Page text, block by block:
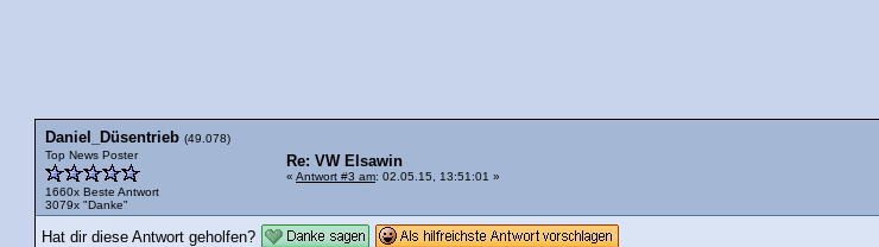
Daniel_Düsentrieb (49.078)
Top News Poster
1660x Beste Antwort
3079x "Danke"
Re: VW Elsawin
« Antwort #3 am: 02.05.15, 13:51:01 »
Hat dir diese Antwort geholfen?